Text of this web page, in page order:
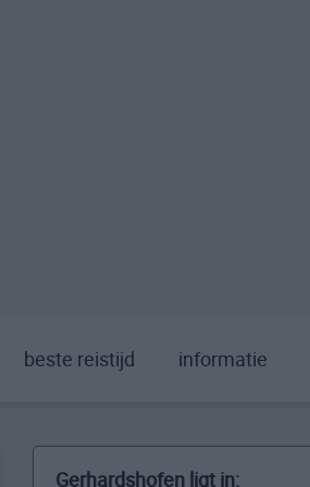
beste reistijd informatie
Gerhardshofen ligt in: